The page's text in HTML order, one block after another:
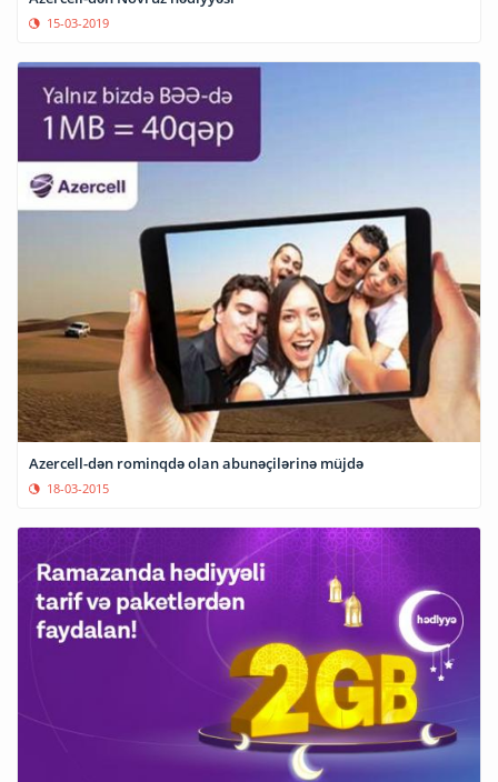
15-03-2019
Azercell-dən rominqdə olan abunəçilərinə müjdə
18-03-2015